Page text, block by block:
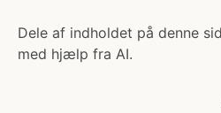
Dele af indholdet på denne
med hjælp fra AI.